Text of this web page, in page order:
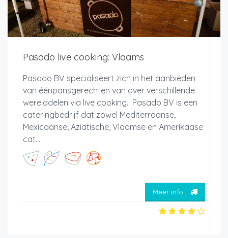
Pasado live cooking: Vlaams
Pasado BV specialiseert zich in het aanbieden
van éénpansgerechten van over verschillende
werelddelen via live cooking. Pasado BV is een
cateringbedrijf dat zowel Mediterraanse,
Mexicaanse, Aziatische, Vlaamse en Amerikaase
cat...
Meer info